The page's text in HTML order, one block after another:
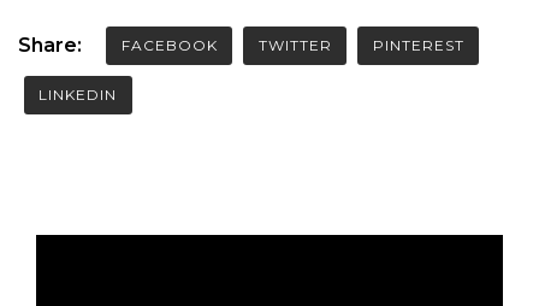
Share: FACEBOOK TWITTER PINTEREST
LINKEDIN